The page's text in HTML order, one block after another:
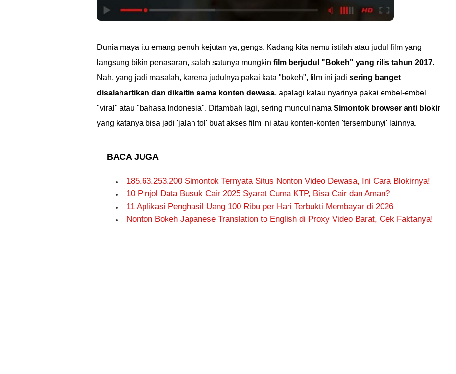
Dunia maya itu emang penuh kejutan ya, gengs. Kadang kita nemu istilah atau judul film yang
langsung bikin penasaran, salah satunya mungkin film berjudul "Bokeh" yang rilis tahun 2017.
Nah, yang jadi masalah, karena judulnya pakai kata "bokeh", film ini jadi sering banget
disalahartikan dan dikaitin sama konten dewasa, apalagi kalau nyarinya pakai embel-embel
"viral" atau "bahasa Indonesia". Ditambah lagi, sering muncul nama Simontok browser anti blokir
yang katanya bisa jadi 'jalan tol' buat akses film ini atau konten-konten 'tersembunyi' lainnya.
BACA JUGA
185.63.253.200 Simontok Ternyata Situs Nonton Video Dewasa, Ini Cara Blokirnya!
10 Pinjol Data Busuk Cair 2025 Syarat Cuma KTP, Bisa Cair dan Aman?
11 Aplikasi Penghasil Uang 100 Ribu per Hari Terbukti Membayar di 2026
Nonton Bokeh Japanese Translation to English di Proxy Video Barat, Cek Faktanya!